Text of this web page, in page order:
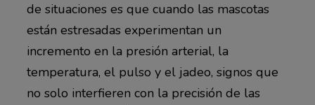
de situaciones es que cuando las mascotas
están estresadas experimentan un
incremento en la presión arterial, la
temperatura, el pulso y el jadeo, signos que
no solo interfieren con la precisión de las